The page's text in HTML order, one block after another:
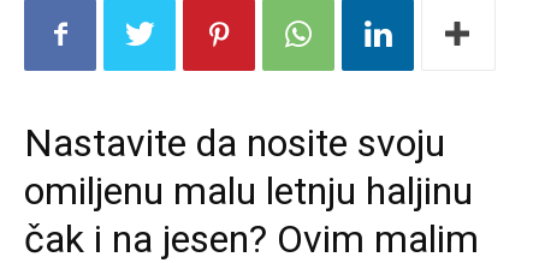
Nastavite da nosite svoju
omiljenu malu letnju haljinu
čak i na jesen? Ovim malim